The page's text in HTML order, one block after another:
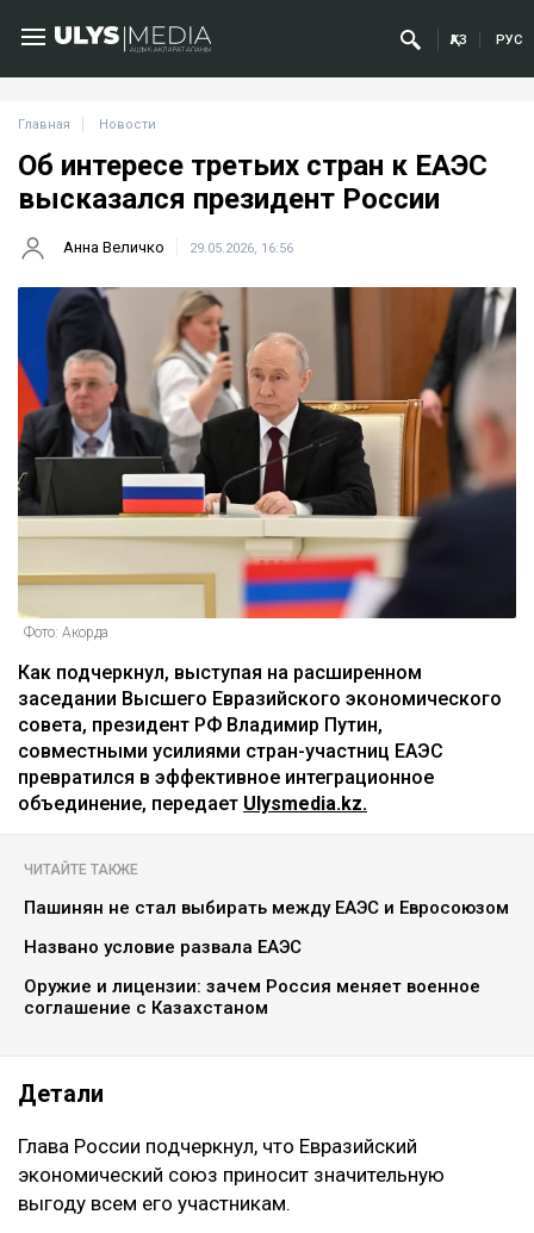
ҚАЗ РУС
Главная Новости
Об интересе третьих стран к ЕАЭС
высказался президент России
Анна Величко 29.05.2026, 16:56
Фото: Акорда
Как подчеркнул, выступая на расширенном
заседании Высшего Евразийского экономического
совета, президент РФ Владимир Путин,
совместными усилиями стран-участниц ЕАЭС
превратился в эффективное интеграционное
объединение, передает Ulysmedia.kz.
ЧИТАЙТЕ ТАКЖЕ
Пашинян не стал выбирать между ЕАЭС и Евросоюзом
Названо условие развала ЕАЭС
Оружие и лицензии: зачем Россия меняет военное
соглашение с Казахстаном
Детали
Глава России подчеркнул, что Евразийский
экономический союз приносит значительную
выгоду всем его участникам.